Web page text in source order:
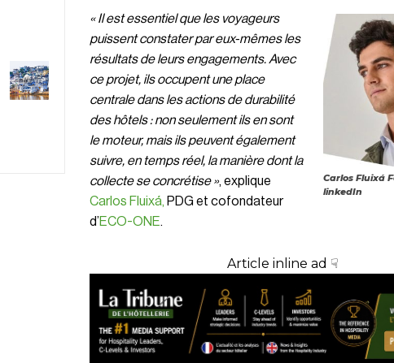
Carlos Fluixá
linkedIn
« Il est essentiel que les voyageurs
puissent constater par eux-mêmes les
résultats de leurs engagements. Avec
ce projet, ils occupent une place
centrale dans les actions de durabilité
des hôtels : non seulement ils en sont
le moteur, mais ils peuvent également
suivre, en temps réel, la manière dont la
collecte se concrétise », explique
Carlos Fluixá, PDG et cofondateur
d’ECO-ONE.
Article inline ad ☟